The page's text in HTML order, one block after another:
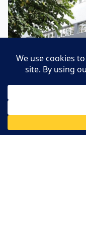
ŠKOLA BEZ STRAHA